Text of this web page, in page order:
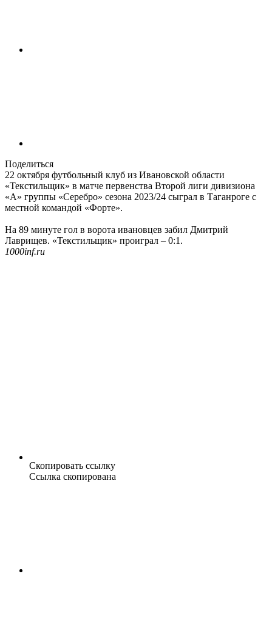
Поделиться
22 октября футбольный клуб из Ивановской области
«Текстильщик» в матче первенства Второй лиги дивизиона
«А» группы «Серебро» сезона 2023/24 сыграл в Таганроге с
местной командой «Форте».
На 89 минуте гол в ворота ивановцев забил Дмитрий
Лаврищев. «Текстильщик» проиграл – 0:1.
1000inf.ru
Скопировать ссылку
Ссылка скопирована